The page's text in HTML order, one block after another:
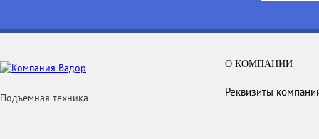
Подъемная техника
О КОМПАНИИ
Реквизиты